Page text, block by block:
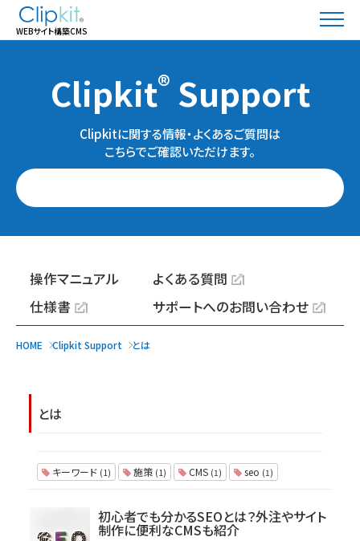
WEBサイト構築CMS
Clipkit® Support
Clipkitに関する情報・よくあるご質問は
こちらでご確認いただけます。
操作マニュアル
よくある質問
仕様書
サポートへのお問い合わせ
HOME Clipkit Support とは
とは
キーワード (1) 施策 (1) CMS (1) seo (1)
初心者でも分かるSEOとは？外注やサイト
制作に便利なCMSも紹介